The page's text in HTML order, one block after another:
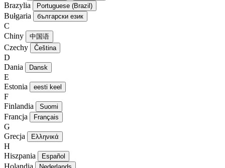
Brazylia Portuguese (Brazil)
Bułgaria български език
C
Chiny
中国语
Czechy Čeština
D
Dania
Dansk
E
Estonia
eesti keel
F
Finlandia
Suomi
Francja Français
G
Grecja
Ελληνικά
H
Hiszpania
Español
Holandia